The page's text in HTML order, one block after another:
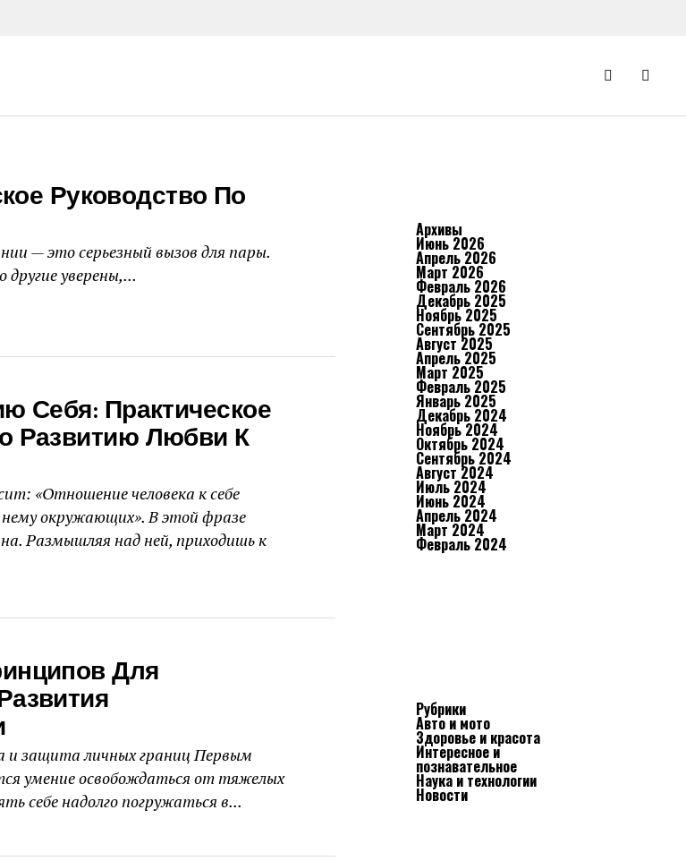
Руководство По
— это серьезный вызов для пары.
уверены,...
Себя: Практическое
Развитию Любви К
«Отношение человека к себе
окружающих». В этой фразе
Размышляя над ней, приходишь к
Для
и защита личных границ Первым
умение освобождаться от тяжелых
себе надолго погружаться в...
Архивы
Июнь 2026
Апрель 2026
Март 2026
Февраль 2026
Декабрь 2025
Ноябрь 2025
Сентябрь 2025
Август 2025
Апрель 2025
Март 2025
Февраль 2025
Январь 2025
Декабрь 2024
Ноябрь 2024
Октябрь 2024
Сентябрь 2024
Август 2024
Июль 2024
Июнь 2024
Апрель 2024
Март 2024
Февраль 2024
Рубрики
Авто и мото
Здоровье и красота
Интересное и
познавательное
Наука и технологии
Новости